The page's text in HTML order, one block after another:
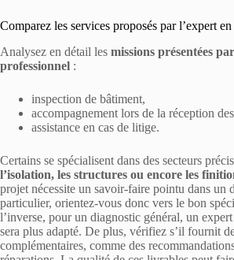
Comparez les services proposés par l’expert
Analysez en détail les missions présentées
professionnel :
inspection de bâtiment,
accompagnement lors de la réception
assistance en cas de litige.
Certains se spécialisent dans des secteurs
l’isolation, les structures ou encore les
projet nécessite un savoir-faire pointu dans un
particulier, orientez-vous donc vers le bon
l’inverse, pour un diagnostic général, un
sera plus adapté. De plus, vérifiez s’il fournit
complémentaires, comme des